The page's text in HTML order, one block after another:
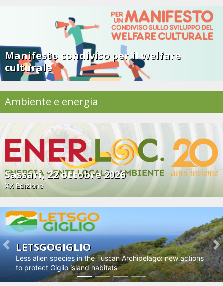
Manifesto condiviso per il welfare
culturale
Ambiente e energia
Sassari, 22 ottobre 2026
XX Edizione
LETSGOGIGLIO
Less alien species in the Tuscan Archipelago: new actions
to protect Giglio island habitats
Previous